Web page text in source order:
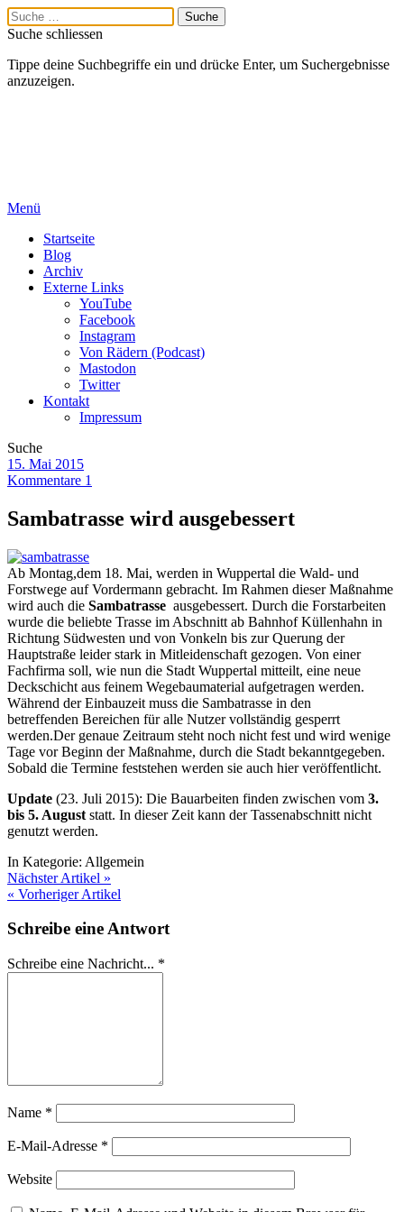
Suche schliessen
Tippe deine Suchbegriffe ein und drücke Enter, um Suchergebnisse
anzuzeigen.
Menü
Startseite
Blog
Archiv
Externe Links
YouTube
Facebook
Instagram
Von Rädern (Podcast)
Mastodon
Twitter
Kontakt
Impressum
Suche
15. Mai 2015
Kommentare 1
Sambatrasse wird ausgebessert
Ab Montag,dem 18. Mai, werden in Wuppertal die Wald- und
Forstwege auf Vordermann gebracht. Im Rahmen dieser Maßnahme
wird auch die Sambatrasse ausgebessert. Durch die Forstarbeiten
wurde die beliebte Trasse im Abschnitt ab Bahnhof Küllenhahn in
Richtung Südwesten und von Vonkeln bis zur Querung der
Hauptstraße leider stark in Mitleidenschaft gezogen. Von einer
Fachfirma soll, wie nun die Stadt Wuppertal mitteilt, eine neue
Deckschicht aus feinem Wegebaumaterial aufgetragen werden.
Während der Einbauzeit muss die Sambatrasse in den
betreffenden Bereichen für alle Nutzer vollständig gesperrt
werden.Der genaue Zeitraum steht noch nicht fest und wird wenige
Tage vor Beginn der Maßnahme, durch die Stadt bekanntgegeben.
Sobald die Termine feststehen werden sie auch hier veröffentlicht.
Update (23. Juli 2015): Die Bauarbeiten finden zwischen vom 3.
bis 5. August statt. In dieser Zeit kann der Tassenabschnitt nicht
genutzt werden.
In Kategorie: Allgemein
Nächster Artikel »
« Vorheriger Artikel
Schreibe eine Antwort
Schreibe eine Nachricht... *
Name *
E-Mail-Adresse *
Website